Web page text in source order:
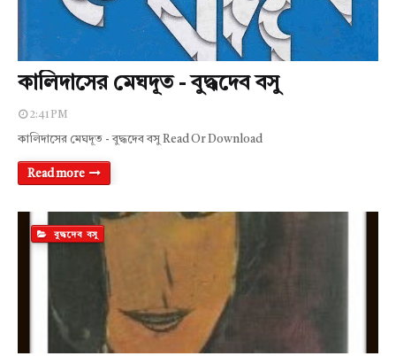
কালিদাসের মেঘদূত - বুদ্ধদেব বসু
2:41 PM
কালিদাসের মেঘদূত - বুদ্ধদেব বসু Read Or Download
Read more
বুদ্ধদেব বসু